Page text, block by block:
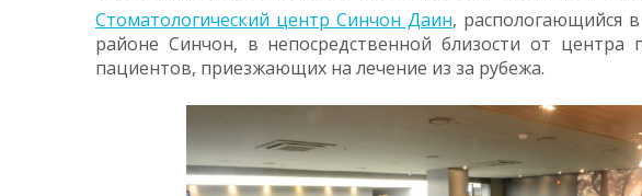
Стоматологический центр Синчон Даин, распологающийся
районе Синчон, в непосредственной близости от
пациентов, приезжающих на лечение из за рубежа.